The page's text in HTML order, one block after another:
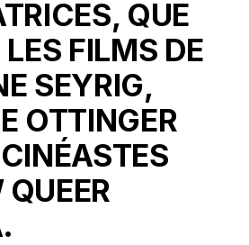
QUE
FILMS DE
SEYRIG,
OTTINGER